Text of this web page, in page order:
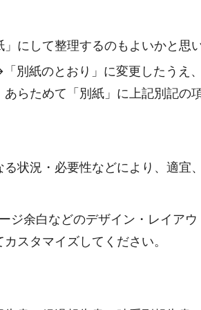
にして整理するのもよいかと思い
別紙のとおり」に変更したうえ、
らためて「別紙」に上記別記の
状況・必要性などにより、適宜
ジ余白などのデザイン・レイア
スタマイズしてください。